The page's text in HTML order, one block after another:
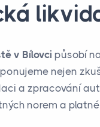
v Bílovci působí
nejen
a zpracování
norem a